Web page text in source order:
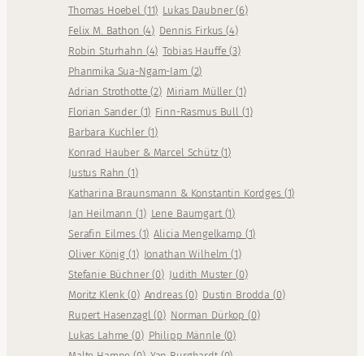
Thomas Hoebel (11) Lukas Daubner(6)
Felix M. Bathon (4) Dennis Firkus(4)
Robin Sturhahn (4) Tobias Hauffe(3)
Phanmika Sua-Ngam-Iam (2)
Adrian Strothotte(2) Miriam Müller (1)
Florian Sander (1) Finn-Rasmus Bull (1)
Barbara Kuchler (1)
Konrad Hauber & Marcel Schütz (1)
Justus Rahn(1)
Katharina Braunsmann & Konstantin Kordges (1)
Jan Heilmann(1) Lene Baumgart (1)
Serafin Eilmes (1) Alicia Mengelkamp (1)
Oliver König(1) Jonathan Wilhelm(1)
Stefanie Büchner(0) Judith Muster (0)
Moritz Klenk(0) Andreas(0) Dustin Brodda (0)
Rupert Hasenzagl(0) Norman Dürkop (0)
Lukas Lahme(0) Philipp Männle (0)